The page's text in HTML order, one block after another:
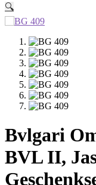
🔍
Bvlgari
BVL II,